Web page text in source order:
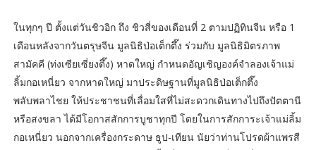
ในทุกๆ ปี ตั้งแต่วันชิวอิก ถึง ชิวสี่ของเดือนที่ 2 ตามปฏิทินจีน หรือ 1
เดือนหลังจากวันตรุษจีน มูลนิธิป่อเต็กตึ๊ง ร่วมกับ มูลนิธิมิตรภาพ
สามัคคี (ท่งเซียเซี่ยงตึ๊ง) หาดใหญ่ กำหนดอัญเชิญองค์จำลองเจ้าแม่
ลิ้มกอเหนี่ยว จากหาดใหญ่ มาประดิษฐานที่มูลนิธิป่อเต็กตึ๊ง
พลับพลาไชย ให้ประชาชนที่เลื่อมใสที่ไม่สะดวกเดินทางไปถึงปัตตานี
หรือสงขลา ได้มีโอกาสสักการบูชาทุกปี โดยในการสักการะเจ้าแม่ลิ้ม
กอเหนี่ยว นอกจากเครื่องกระดาษ ธูป-เทียน นัยว่าท่านโปรดผ้าแพรสี